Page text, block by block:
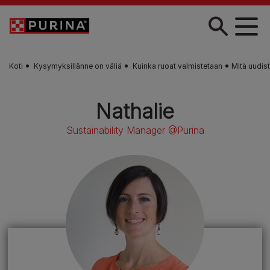
Skip to main content
Koti Kysymyksillänne on väliä Kuinka ruoat valmistetaan Mitä
Nathalie
Sustainability Manager @Purina